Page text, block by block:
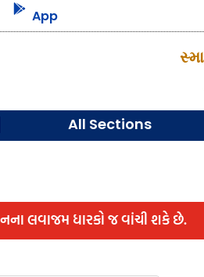
 App
All Sections
લવાજમ ધારકો જ વાંચી શકે છે.